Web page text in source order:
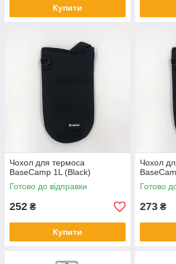
Купити
Чохол для термоса
BaseCamp 1L (Black)
Готово до відправки
252 ₴
Купити
Чохол
Готово
273 ₴